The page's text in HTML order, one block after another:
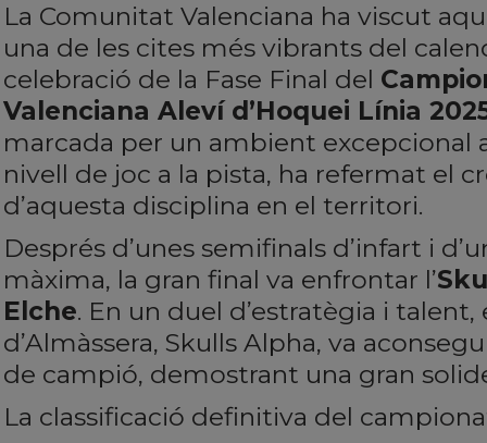
La Comunitat Valenciana ha viscut
una de les cites més vibrants del
celebració de la Fase Final del
Valenciana Aleví d’Hoquei Línia
marcada per un ambient excepcional
nivell de joc a la pista, ha refermat el
d’aquesta disciplina en el territori.
Després d’unes semifinals d’infart i
màxima, la gran final va enfrontar l’
Elche. En un duel d’estratègia i
d’Almàssera, Skulls Alpha, va
de campió, demostrant una gran
La classificació definitiva del